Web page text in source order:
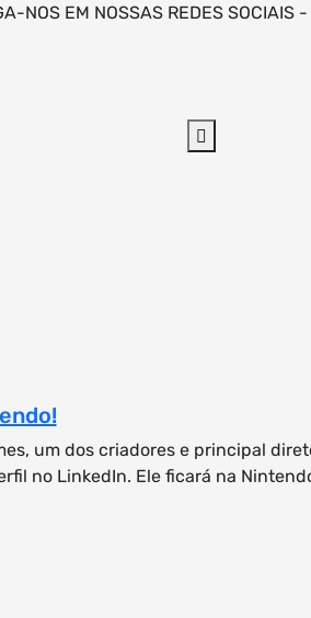
NOS EM NOSSAS REDES SOCIAIS -
um dos criadores e principal
no LinkedIn. Ele ficará na